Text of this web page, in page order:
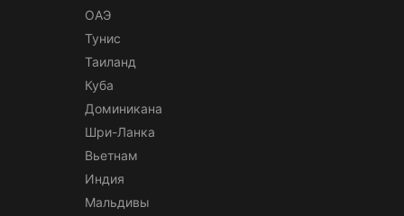
ОАЭ
Тунис
Таиланд
Куба
Доминикана
Шри-Ланка
Вьетнам
Индия
Мальдивы